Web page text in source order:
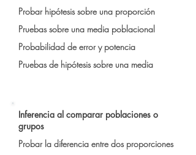
Probar hipótesis sobre una proporción
Pruebas sobre una media poblacional
Probabilidad de error y potencia
Pruebas de hipótesis sobre una media
Inferencia al comparar poblaciones o
grupos
Probar la diferencia entre dos proporciones